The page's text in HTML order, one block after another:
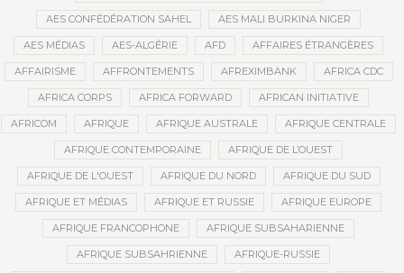
AES CONFÉDÉRATION SAHEL AES MALI BURKINA NIGER
AES MÉDIAS AES-ALGÉRIE AFD AFFAIRES ÉTRANGÈRES
AFFAIRISME AFFRONTEMENTS AFREXIMBANK AFRICA CDC
AFRICA CORPS AFRICA FORWARD AFRICAN INITIATIVE
AFRICOM AFRIQUE AFRIQUE AUSTRALE AFRIQUE CENTRALE
AFRIQUE CONTEMPORAINE AFRIQUE DE L’OUEST
AFRIQUE DE L'OUEST AFRIQUE DU NORD AFRIQUE DU SUD
AFRIQUE ET MÉDIAS AFRIQUE ET RUSSIE AFRIQUE EUROPE
AFRIQUE FRANCOPHONE AFRIQUE SUBSAHARIENNE
AFRIQUE SUBSAHRIENNE AFRIQUE-RUSSIE